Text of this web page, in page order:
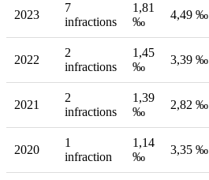
2023
7
infractions
1,81
‰
4,49 ‰
2022
2
infractions
1,45
‰
3,39 ‰
2021
2
infractions
1,39
‰
2,82 ‰
2020
1
infraction
1,14
‰
3,35 ‰